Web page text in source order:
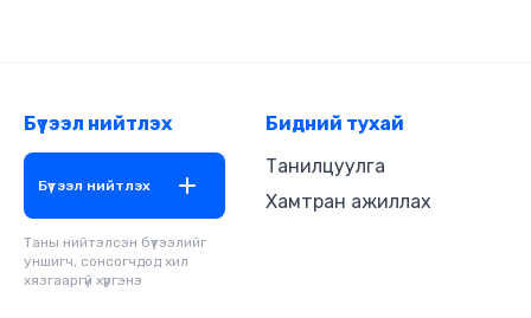
Бүтээл нийтлэх
Бүтээл нийтлэх
Таны нийтэлсэн бүтээлийг
уншигч, сонсогчдод хил
хязгааргүй хүргэнэ
Бидний тухай
Танилцуулга
Хамтран ажиллах